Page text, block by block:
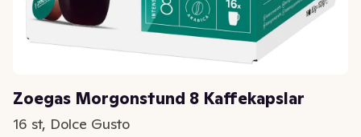
Zoegas Morgonstund 8 Kaffekapslar
16 st, Dolce Gusto